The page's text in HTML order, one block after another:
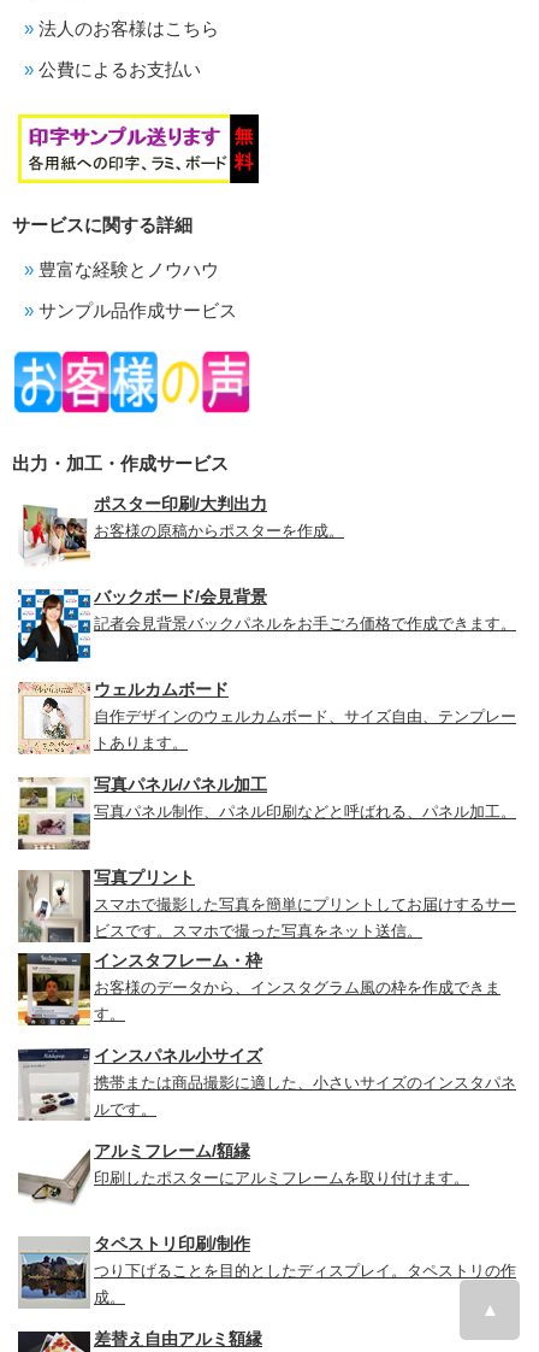
法人のお客様はこちら
公費によるお支払い
サービスに関する詳細
豊富な経験とノウハウ
サンプル品作成サービス
出力・加工・作成サービス
ポスター印刷/大判出力
お客様の原稿からポスターを作成。
バックボード/会見背景
記者会見背景バックパネルをお手ごろ価格で作成できます。
ウェルカムボード
自作デザインのウェルカムボード、サイズ自由、テンプレー
トあります。
写真パネル/パネル加工
写真パネル制作、パネル印刷などと呼ばれる、パネル加工。
写真プリント
スマホで撮影した写真を簡単にプリントしてお届けするサー
ビスです。スマホで撮った写真をネット送信。
インスタフレーム・枠
お客様のデータから、インスタグラム風の枠を作成できま
す。
インスパネル小サイズ
携帯または商品撮影に適した、小さいサイズのインスタパネ
ルです。
アルミフレーム/額縁
印刷したポスターにアルミフレームを取り付けます。
タペストリ印刷/制作
つり下げることを目的としたディスプレイ。タペストリの作
成。
差替え自由アルミ額縁
▲